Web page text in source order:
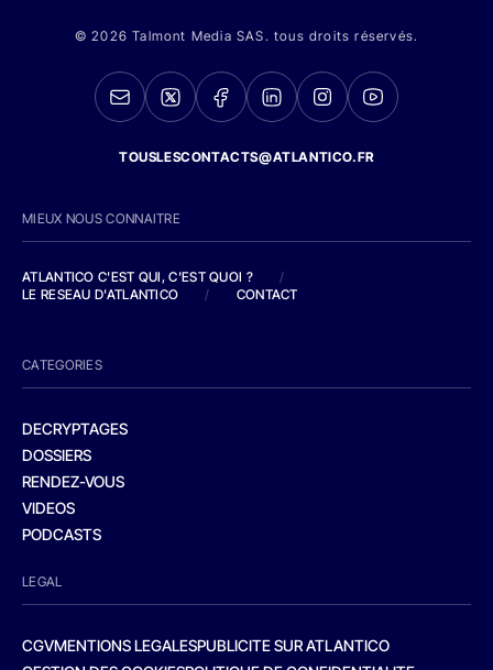
© 2026 Talmont Media SAS. tous droits réservés.
TOUSLESCONTACTS@ATLANTICO.FR
MIEUX NOUS CONNAITRE
ATLANTICO C'EST QUI, C'EST QUOI ?
/
LE RESEAU D'ATLANTICO
/ CONTACT
CATEGORIES
DECRYPTAGES
DOSSIERS
RENDEZ-VOUS
VIDEOS
PODCASTS
LEGAL
CGVMENTIONS LEGALESPUBLICITE SUR ATLANTICO